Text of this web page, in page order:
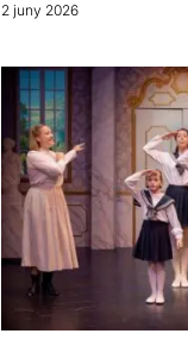
2 juny 2026